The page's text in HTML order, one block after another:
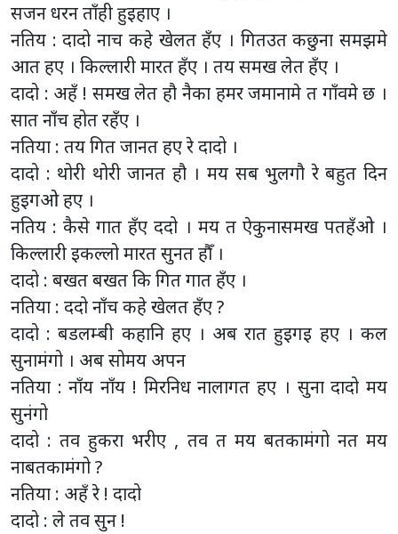
सजन धरन ताँही हुइहाए ।
नतिय : दादो नाच कहे खेलत हँए । गितउत कछुना समझमे
आत हए । किल्लारी मारत हँए । तय समख लेत हँए ।
दादो : अहँ ! समख लेत हौ नैका हमर जमानामे त गाँवमे छ ।
सात नाँच होत रहँए ।
नतिया : तय गित जानत हए रे दादो ।
दादो : थोरी थोरी जानत हौ । मय सब भुलगौ रे बहुत दिन
हुइगओ हए ।
नतिय : कैसे गात हँए ददो । मय त ऐकुनासमख पतहँओ ।
किल्लारी इकल्लो मारत सुनत हौँ ।
दादो : बखत बखत कि गित गात हँए ।
नतिया : ददो नाँच कहे खेलत हँए ?
दादो : बडलम्बी कहानि हए । अब रात हुइगइ हए । कल
सुनामंगो । अब सोमय अपन
नतिया : नाँय नाँय ! मिरनिध नालागत हए । सुना दादो मय
सुनंगो
दादो : तव हुकरा भरीए , तव त मय बतकामंगो नत मय
नाबतकामंगो ?
नतिया : अहँ रे ! दादो
दादो : ले तव सुन !